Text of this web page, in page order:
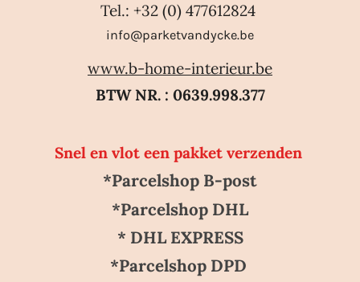
Tel.: +32 (0) 477612824
info@parketvandycke.be
www.b-home-interieur.be
BTW NR. : 0639.998.377
Snel en vlot een pakket verzenden
*Parcelshop B-post
*Parcelshop DHL
* DHL EXPRESS
*Parcelshop DPD